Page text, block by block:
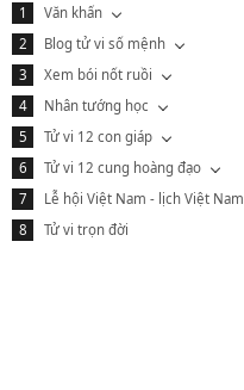
Văn khấn
Blog tử vi số mệnh
Xem bói nốt ruồi
Nhân tướng học
Tử vi 12 con giáp
Tử vi 12 cung hoàng đạo
Lễ hội Việt Nam - lịch Việt Nam
Tử vi trọn đời